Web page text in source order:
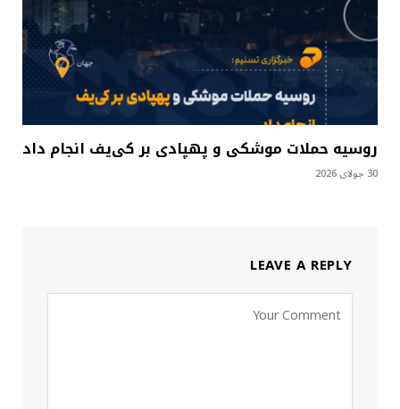
روسیه حملات موشکی و پهپادی بر کی‌یف انجام داد
30 جولای 2026
LEAVE A REPLY